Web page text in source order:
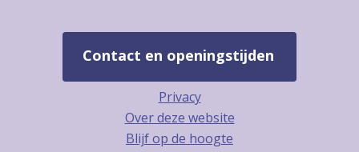
Contact en openingstijden
Privacy
Over deze website
Blijf op de hoogte